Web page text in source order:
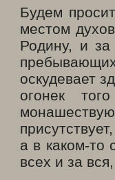
Будем
местом
Родину, и
оскудевает
огонек
а в каком-то
всех и за